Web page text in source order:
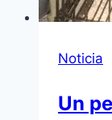
Noticia
Un